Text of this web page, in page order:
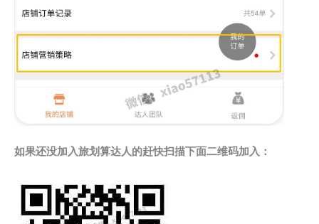
如果还没加入旅划算达人的赶快扫描下面二维码加入：